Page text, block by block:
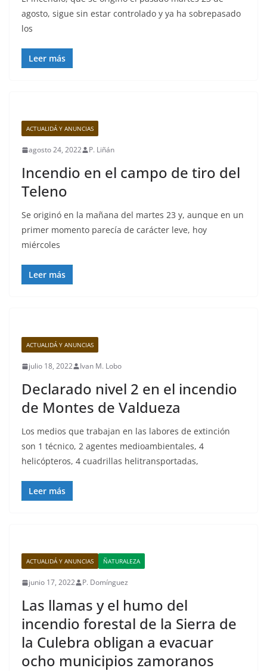
agosto, sigue sin estar controlado y ya ha sobrepasado
los
Leer más
ACTUALIDÁ Y ANUNCIAS
agosto 24, 2022 P. Liñán
Incendio en el campo de tiro del
Teleno
Se originó en la mañana del martes 23 y, aunque en un
primer momento parecía de carácter leve, hoy
miércoles
Leer más
ACTUALIDÁ Y ANUNCIAS
julio 18, 2022 Ivan M. Lobo
Declarado nivel 2 en el incendio
de Montes de Valdueza
Los medios que trabajan en las labores de extinción
son 1 técnico, 2 agentes medioambientales, 4
helicópteros, 4 cuadrillas helitransportadas,
Leer más
ACTUALIDÁ Y ANUNCIAS ÑATURALEZA
junio 17, 2022 P. Domínguez
Las llamas y el humo del
incendio forestal de la Sierra de
la Culebra obligan a evacuar
ocho municipios zamoranos